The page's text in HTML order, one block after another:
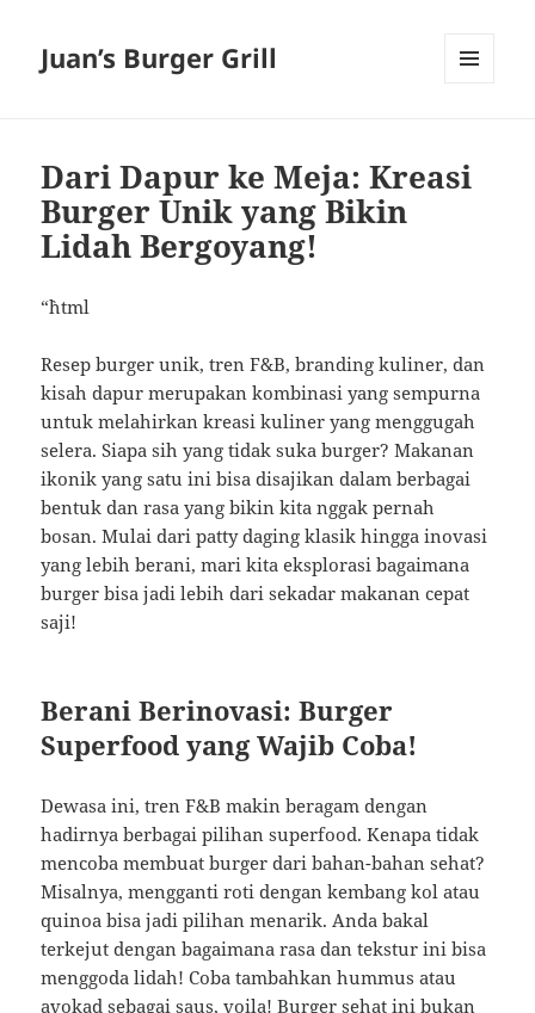
Juan’s Burger Grill
Dari Dapur ke Meja: Kreasi
Burger Unik yang Bikin
Lidah Bergoyang!
“`html
Resep burger unik, tren F&B, branding kuliner, dan
kisah dapur merupakan kombinasi yang sempurna
untuk melahirkan kreasi kuliner yang menggugah
selera. Siapa sih yang tidak suka burger? Makanan
ikonik yang satu ini bisa disajikan dalam berbagai
bentuk dan rasa yang bikin kita nggak pernah
bosan. Mulai dari patty daging klasik hingga inovasi
yang lebih berani, mari kita eksplorasi bagaimana
burger bisa jadi lebih dari sekadar makanan cepat
saji!
Berani Berinovasi: Burger
Superfood yang Wajib Coba!
Dewasa ini, tren F&B makin beragam dengan
hadirnya berbagai pilihan superfood. Kenapa tidak
mencoba membuat burger dari bahan-bahan sehat?
Misalnya, mengganti roti dengan kembang kol atau
quinoa bisa jadi pilihan menarik. Anda bakal
terkejut dengan bagaimana rasa dan tekstur ini bisa
menggoda lidah! Coba tambahkan hummus atau
avokad sebagai saus, voila! Burger sehat ini bukan